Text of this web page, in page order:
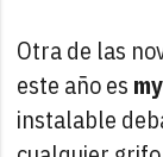
Otra de las
este año es
instalable